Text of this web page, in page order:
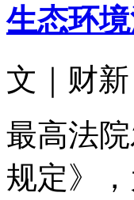
生态环
文｜财
最高法
规定》